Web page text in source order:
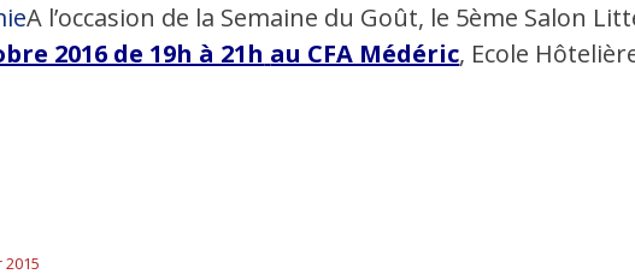
A l’occasion de la Semaine du Goût, le 5ème Salon
2016 de 19h à 21h au CFA Médéric, Ecole